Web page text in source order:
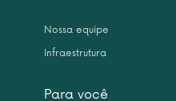
Nossa equipe
Infraestrutura
Para você